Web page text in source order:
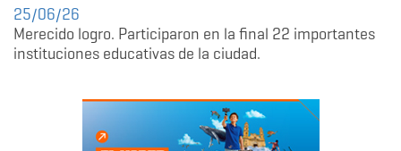
25/06/26
Merecido logro. Participaron en la final 22 importantes
instituciones educativas de la ciudad.